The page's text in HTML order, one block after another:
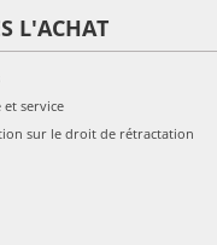
L'ACHAT
et service
sur le droit de rétractation